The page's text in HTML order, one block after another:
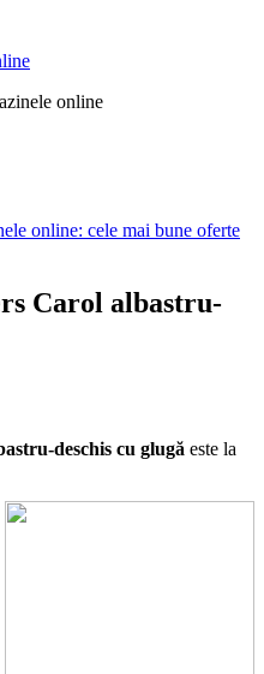
online
online: cele mai bune oferte
Carol albastru-
deschis cu glugă este la